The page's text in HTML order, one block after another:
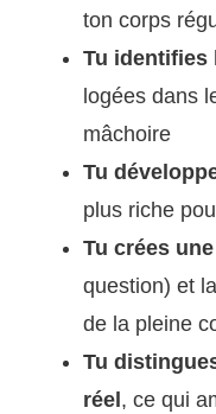
ton corps
Tu identifies
logées dans
mâchoire
Tu
plus riche
Tu crées
question) et
de la pleine
Tu
réel , ce qui